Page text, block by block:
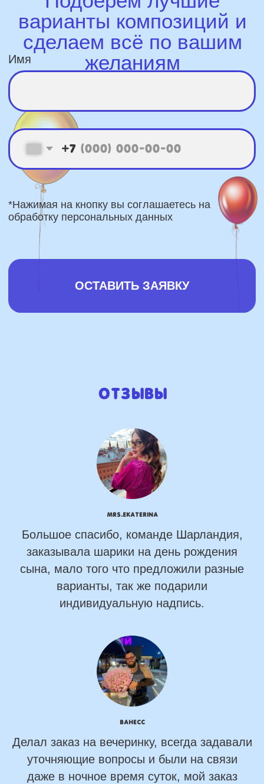
Отзывы
mrs.Ekaterina
Большое спасибо, команде Шарландия,
заказывала шарики на день рождения
сына, мало того что предложили разные
варианты, так же подарили
индивидуальную надпись.
Ванесс
Делал заказ на вечеринку, всегда задавали
уточняющие вопросы и были на связи
даже в ночное время суток, мой заказ